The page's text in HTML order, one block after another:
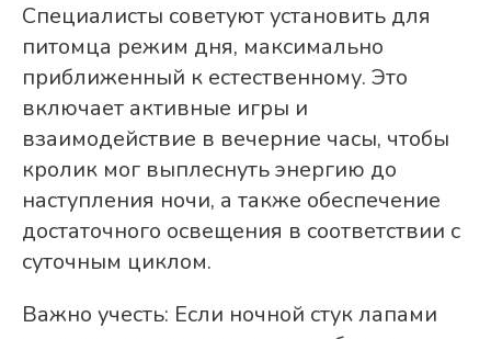
Специалисты советуют установить для
питомца режим дня, максимально
приближенный к естественному. Это
включает активные игры и
взаимодействие в вечерние часы, чтобы
кролик мог выплеснуть энергию до
наступления ночи, а также обеспечение
достаточного освещения в соответствии с
суточным циклом.
Важно учесть: Если ночной стук лапами